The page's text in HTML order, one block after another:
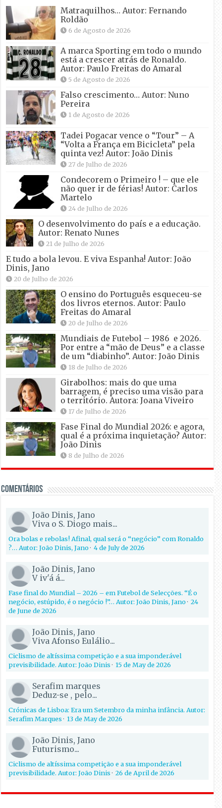
Matraquilhos… Autor: Fernando
Roldão
6 de Agosto de 2026
A marca Sporting em todo o mundo
está a crescer atrás de Ronaldo.
Autor: Paulo Freitas do Amaral
5 de Agosto de 2026
Falso crescimento… Autor: Nuno
Pereira
1 de Agosto de 2026
Tadei Pogacar vence o “Tour” – A
“Volta a França em Bicicleta” pela
quinta vez! Autor: João Dinis
27 de Julho de 2026
Condecorem o Primeiro ! – que ele
não quer ir de férias! Autor: Carlos
Martelo
24 de Julho de 2026
O desenvolvimento do país e a educação.
Autor: Renato Nunes
21 de Julho de 2026
E tudo a bola levou. E viva Espanha! Autor: João
Dinis, Jano
20 de Julho de 2026
O ensino do Português esqueceu-se
dos livros eternos. Autor: Paulo
Freitas do Amaral
20 de Julho de 2026
Mundiais de Futebol – 1986 e 2026.
Por entre a “mão de Deus” e a classe
de um “diabinho”. Autor: João Dinis
18 de Julho de 2026
Girabolhos: mais do que uma
barragem, é preciso uma visão para
o território. Autora: Joana Viveiro
17 de Julho de 2026
Fase Final do Mundial 2026: e agora,
qual é a próxima inquietação? Autor:
João Dinis
8 de Julho de 2026
Comentários
João Dinis, Jano
Viva o S. Diogo mais...
Ora bolas e rebolas! Afinal, qual será o “negócio” com Ronaldo
?… Autor: João Dinis, Jano·4 de July de 2026
João Dinis, Jano
V iv'á á...
Fase final do Mundial – 2026 – em Futebol de Selecções. “É o
negócio, estúpido, é o negócio !”… Autor: João Dinis, Jano·24
de June de 2026
João Dinis, Jano
Viva Afonso Eulálio...
Ciclismo de altíssima competição e a sua imponderável
previsibilidade. Autor: João Dinis·15 de May de 2026
Serafim marques
Deduz-se , pelo...
Crónicas de Lisboa: Era um Setembro da minha infância. Autor:
Serafim Marques·13 de May de 2026
João Dinis, Jano
Futurismo...
Ciclismo de altíssima competição e a sua imponderável
previsibilidade. Autor: João Dinis·26 de April de 2026